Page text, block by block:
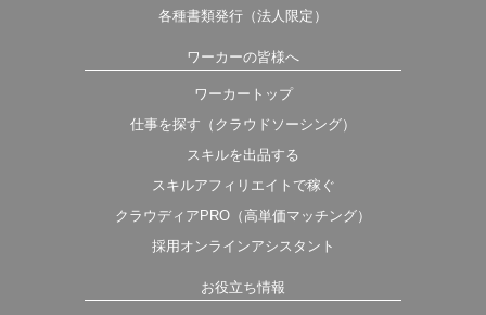
各種書類発行（法人限定）
ワーカーの皆様へ
ワーカートップ
仕事を探す（クラウドソーシング）
スキルを出品する
スキルアフィリエイトで稼ぐ
クラウディアPRO（高単価マッチング）
採用オンラインアシスタント
お役立ち情報